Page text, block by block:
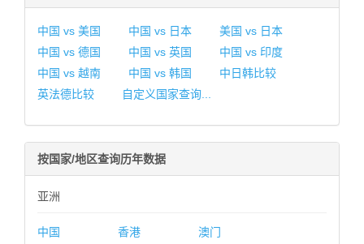
中国 vs 美国 中国 vs 日本
美国 vs 日本
中国 vs 德国
中国 vs 英国
中国 vs 印度
中国 vs 越南
中国 vs 韩国
中日韩比较
英法德比较
自定义国家查询...
按国家/地区查询历年数据
亚洲
中国 香港
澳门